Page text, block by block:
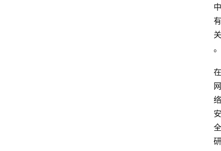
中
有
关
。
在
网
络
安
全
研